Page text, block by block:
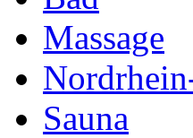
Massage
Sauna